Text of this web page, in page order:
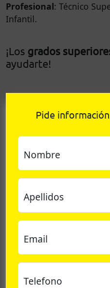
Profesional: Técnico
Infantil.
¡Los grados
ayudarte!
Pide
Nombre
Apellidos
Email
Telefono